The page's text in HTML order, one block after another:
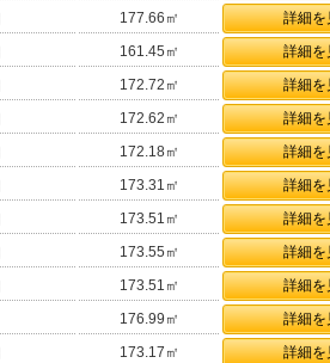
177.66㎡ 詳細を
161.45㎡ 詳細を
172.72㎡ 詳細を
172.62㎡ 詳細を
172.18㎡ 詳細を
173.31㎡ 詳細を
173.51㎡ 詳細を
173.55㎡ 詳細を
173.51㎡ 詳細を
176.99㎡ 詳細を
173.17㎡ 詳細を